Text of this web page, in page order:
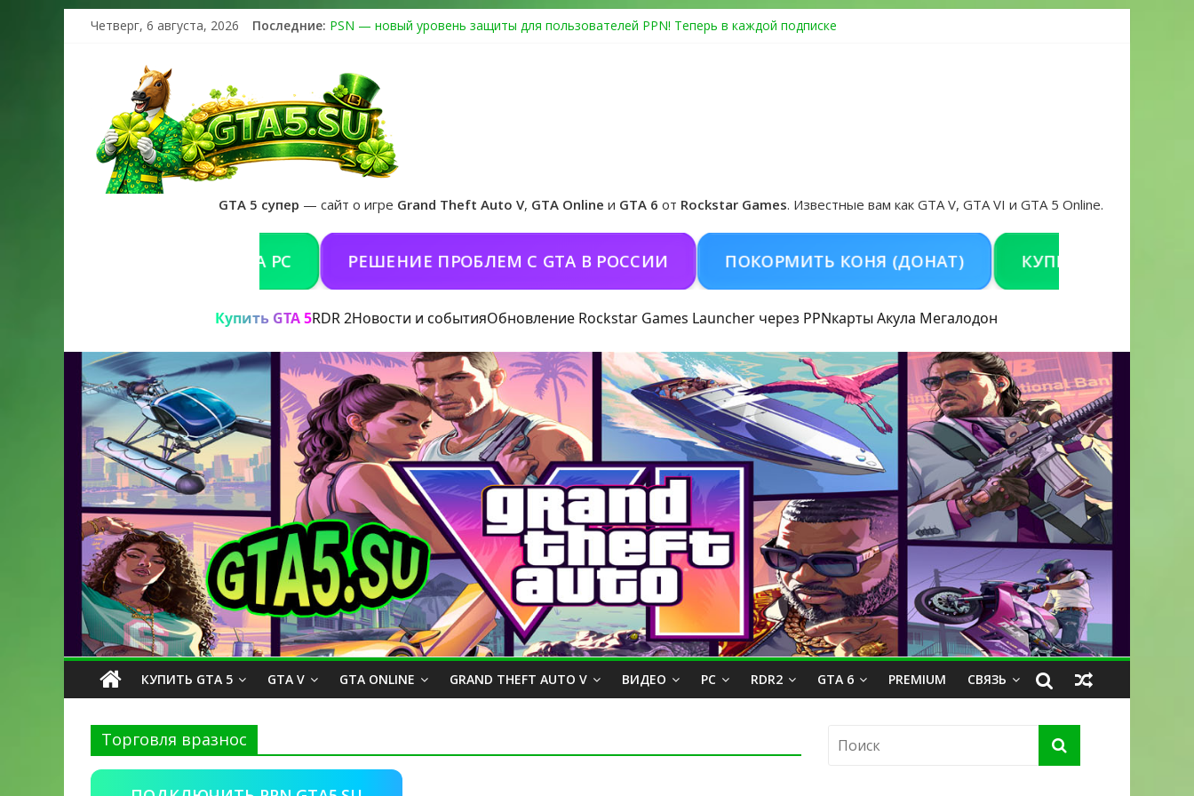
Четверг, 6 августа, 2026 Последние: PSN — новый уровень защиты для пользователей PPN! Теперь в каждой подписке
Получайте особые награды в GTA Online по программе Fine Art Collector
GTA 6 официальная обложка игры и Предзаказ Grand Theft Auto VI
GTA 5 супер — сайт о игре Grand Theft Auto V, GTA Online и GTA 6 от Rockstar Games. Известные вам как GTA V, GTA VI и GTA 5 Online.
РЕШЕНИЕ ПРОБЛЕМ С GTA В РОССИИ ПОКОРМИТЬ КОНЯ (ДОНАТ) КУПИТЬ GTA 5 ONLINE НА
Купить GTA 5RDR 2Новости и событияОбновление Rockstar Games Launcher через PPNкарты Акула Мегалодон
КУПИТЬ GTA 5 GTA V GTA ONLINE GRAND THEFT AUTO V ВИДЕО PC RDR2 GTA 6 PREMIUM СВЯЗЬ
Торговля вразнос